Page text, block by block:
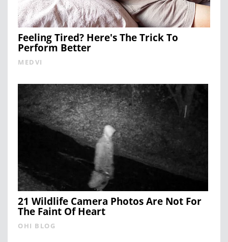
Feeling Tired? Here's The Trick To
Perform Better
MEDVI
21 Wildlife Camera Photos Are Not For
The Faint Of Heart
OHI BLOG